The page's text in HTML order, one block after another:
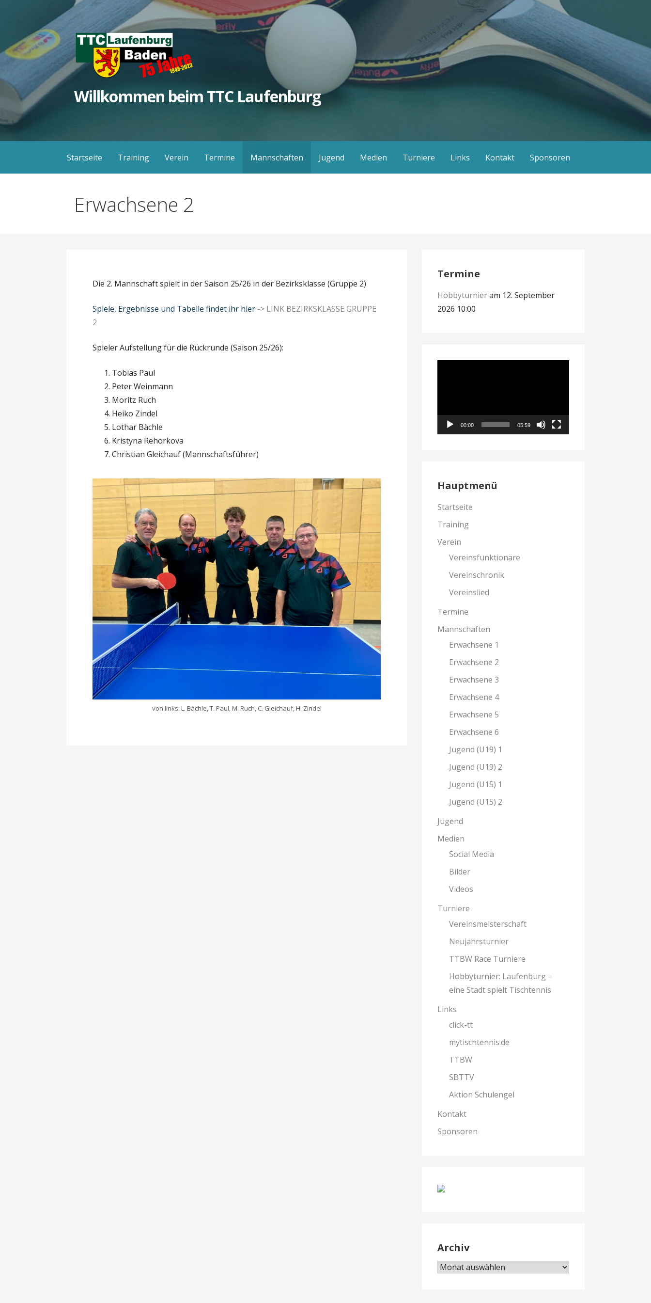
springen
Willkommen beim TTC Laufenburg
Startseite Training Verein Termine Mannschaften Jugend Medien Turniere Links Kontakt Sponsoren
Erwachsene 2
Die 2. Mannschaft spielt in der Saison 25/26 in der Bezirksklasse (Gruppe 2)
Spiele, Ergebnisse und Tabelle findet ihr hier -> LINK BEZIRKSKLASSE GRUPPE
2
Spieler Aufstellung für die Rückrunde (Saison 25/26):
Tobias Paul
Peter Weinmann
Moritz Ruch
Heiko Zindel
Lothar Bächle
Kristyna Rehorkova
Christian Gleichauf (Mannschaftsführer)
von links: L. Bächle, T. Paul, M. Ruch, C. Gleichauf, H. Zindel
Termine
Hobbyturnieram 12. September
2026 10:00
00:00 05:59
Hauptmenü
Startseite
Training
Verein
Vereinsfunktionäre
Vereinschronik
Vereinslied
Termine
Mannschaften
Erwachsene 1
Erwachsene 2
Erwachsene 3
Erwachsene 4
Erwachsene 5
Erwachsene 6
Jugend (U19) 1
Jugend (U19) 2
Jugend (U15) 1
Jugend (U15) 2
Jugend
Medien
Social Media
Bilder
Videos
Turniere
Vereinsmeisterschaft
Neujahrsturnier
TTBW Race Turniere
Hobbyturnier: Laufenburg –
eine Stadt spielt Tischtennis
Links
click-tt
mytischtennis.de
TTBW
SBTTV
Aktion Schulengel
Kontakt
Sponsoren
Archiv
Archiv